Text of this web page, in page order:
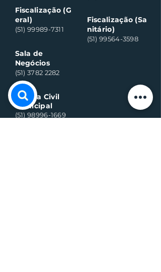
Fiscalização (G
eral)
(51) 99989-7311
Sala de
Negócios
(51) 3782 2282
Defesa Civil
Municipal
(51) 98996-1669
Fiscalização (Sa
nitário)
(51) 99564-3598